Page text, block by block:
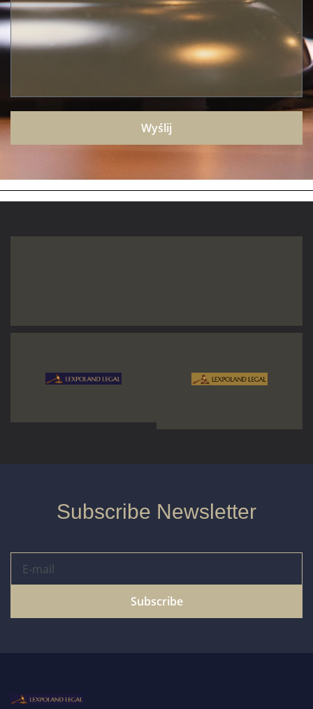
Wyślij
Subscribe Newsletter
Subscribe